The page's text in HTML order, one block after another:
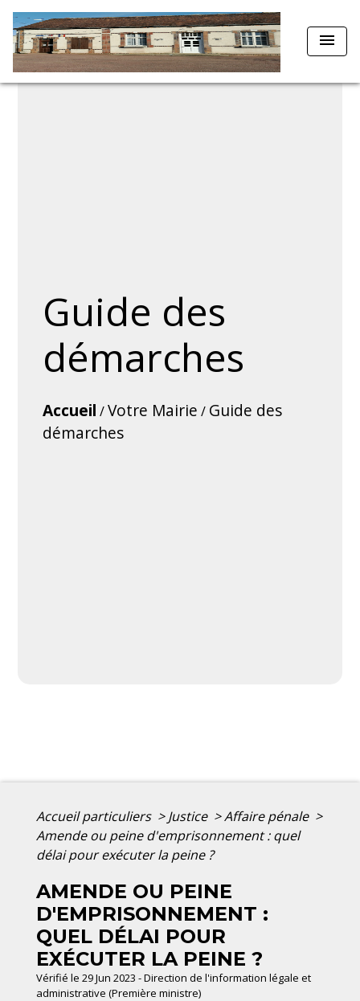
menu
Guide des
démarches
Accueil /Votre Mairie / Guide des
démarches
Accueil particuliers > Justice >Affaire pénale >
Amende ou peine d'emprisonnement : quel
délai pour exécuter la peine ?
AMENDE OU PEINE
D'EMPRISONNEMENT :
QUEL DÉLAI POUR
EXÉCUTER LA PEINE ?
Vérifié le 29 Jun 2023 - Direction de l'information légale et
administrative (Première ministre)